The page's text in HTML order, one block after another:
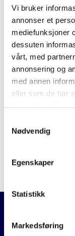
Vi bruker
annonser et
mediefunksjoner
dessuten
vårt, med
annonsering og
med annen
eller som de har
Nødvendig
Egenskaper
Statistikk
Markedsføring
TCXO'er
VC-TCXO'er
VCXO'er
OCXO'er
Gå til Mercurys